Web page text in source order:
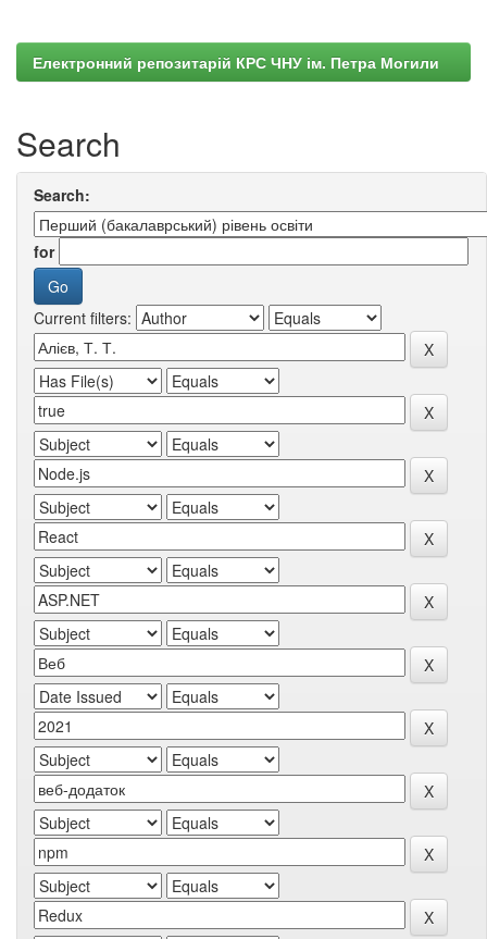
Електронний репозитарій КРС ЧНУ ім. Петра Могили
Search
Search:
for
Current filters: